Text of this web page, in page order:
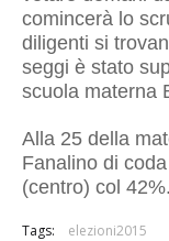
comincerà lo
diligenti si
seggi è stato
scuola materna
Alla 25 della
Fanalino di
(centro) col 42%.
Tags: elezioni2015